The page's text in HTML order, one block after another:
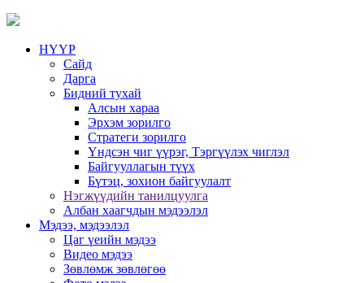
НҮҮР
Сайд
Дарга
Бидний тухай
Алсын хараа
Эрхэм зорилго
Стратеги зорилго
Үндсэн чиг үүрэг, Тэргүүлэх чиглэл
Байгууллагын түүх
Бүтэц, зохион байгуулалт
Нэгжүүдийн танилцуулга
Албан хаагчдын мэдээлэл
Мэдээ, мэдээлэл
Цаг үеийн мэдээ
Видео мэдээ
Зөвлөмж зөвлөгөө